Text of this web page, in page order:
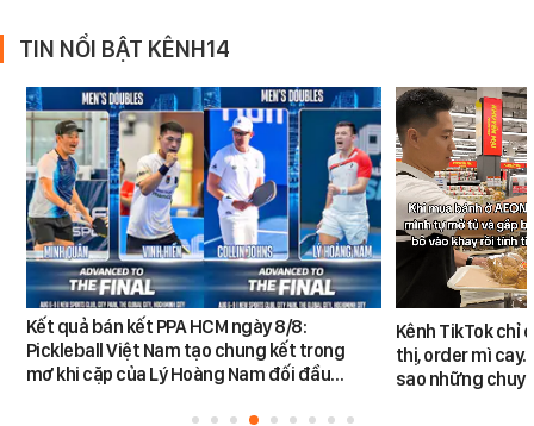
TIN NỔI BẬT KÊNH14
Kết quả bán kết PPA HCM ngày 8/8:
Pickleball Việt Nam tạo chung kết trong
mơ khi cặp của Lý Hoàng Nam đối đầu…
Kênh TikTok chỉ
thị, order mì
sao những